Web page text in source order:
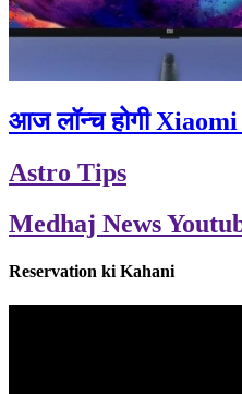
आज लॉन्च होगी
Astro Tips
Medhaj News
Reservation ki Kahani